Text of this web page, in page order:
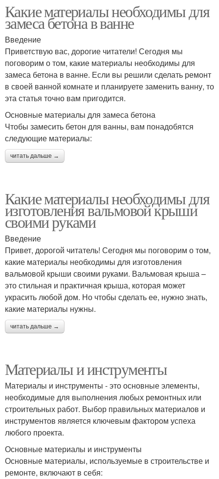
Какие материалы необходимы для
замеса бетона в ванне
Введение
Приветствую вас, дорогие читатели! Сегодня мы
поговорим о том, какие материалы необходимы для
замеса бетона в ванне. Если вы решили сделать ремонт
в своей ванной комнате и планируете заменить ванну, то
эта статья точно вам пригодится.
Основные материалы для замеса бетона
Чтобы замесить бетон для ванны, вам понадобятся
следующие материалы:
читать дальше →
Какие материалы необходимы для
изготовления вальмовой крыши
своими руками
Введение
Привет, дорогой читатель! Сегодня мы поговорим о том,
какие материалы необходимы для изготовления
вальмовой крыши своими руками. Вальмовая крыша –
это стильная и практичная крыша, которая может
украсить любой дом. Но чтобы сделать ее, нужно знать,
какие материалы нужны.
читать дальше →
Материалы и инструменты
Материалы и инструменты - это основные элементы,
необходимые для выполнения любых ремонтных или
строительных работ. Выбор правильных материалов и
инструментов является ключевым фактором успеха
любого проекта.
Основные материалы и инструменты
Основные материалы, используемые в строительстве и
ремонте, включают в себя: